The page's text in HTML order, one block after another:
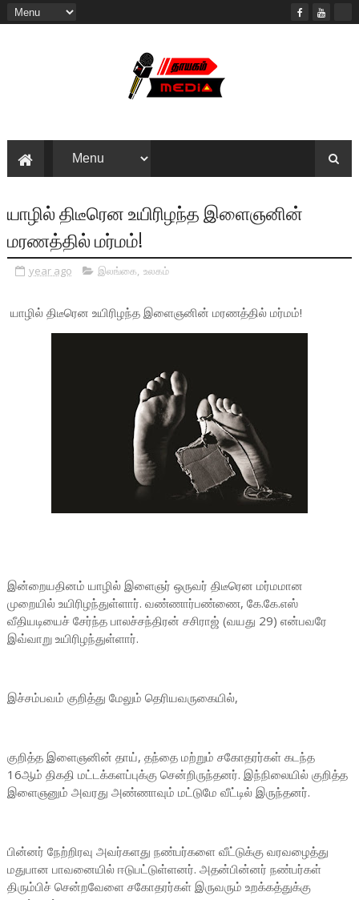
யாழில் திடீரென உயிரிழந்த இளைஞனின்
மரணத்தில் மர்மம்!
year ago இலங்கை, உலகம்
யாழில் திடீரென உயிரிழந்த இளைஞனின் மரணத்தில் மர்மம்!
இன்றையதினம் யாழில் இளைஞர் ஒருவர் திடீரென மர்மமான
முறையில் உயிரிழந்துள்ளார். வண்ணார்பண்ணை, கே.கே.எஸ்
வீதியடியைச் சேர்ந்த பாலச்சந்திரன் சசிராஜ் (வயது 29) என்பவரே
இவ்வாறு உயிரிழந்துள்ளார்.
இச்சம்பவம் குறித்து மேலும் தெரியவருகையில்,
குறித்த இளைஞனின் தாய், தந்தை மற்றும் சகோதரர்கள் கடந்த
16ஆம் திகதி மட்டக்களப்புக்கு சென்றிருந்தனர். இந்நிலையில் குறித்த
இளைஞனும் அவரது அண்ணாவும் மட்டுமே வீட்டில் இருந்தனர்.
பின்னர் நேற்றிரவு அவர்களது நண்பர்களை வீட்டுக்கு வரவழைத்து
மதுபான பாவனையில் ஈடுபட்டுள்ளனர். அதன்பின்னர் நண்பர்கள்
திரும்பிச் சென்றவேளை சகோதரர்கள் இருவரும் உறக்கத்துக்கு